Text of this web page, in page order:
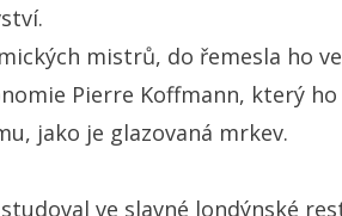
mistrů, do řemesla ho
Pierre Koffmann, který
jako je glazovaná mrkev.
ve slavné londýnské